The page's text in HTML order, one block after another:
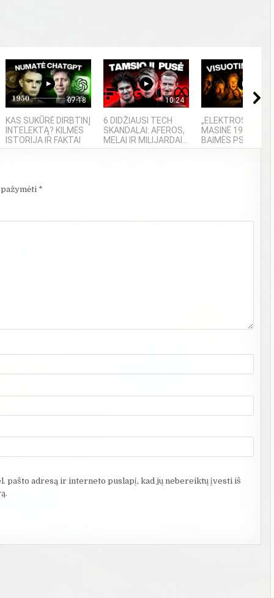
07:18
KAS SUKŪRĖ DIRBTINĮ
INTELEKTĄ? KILMĖS
ISTORIJA IR FAKTAI
10:24
6 DIDŽIAUSI TECH
SKANDALAI: AFEROS,
MELAI IR MILIJARDAI...
„ELEKTROS
MASINĖ 1910-ŲJŲ
BAIMĖS PSICHOZĖ
*
pašto adresą ir interneto puslapį, kad jų nebereiktų įvesti iš